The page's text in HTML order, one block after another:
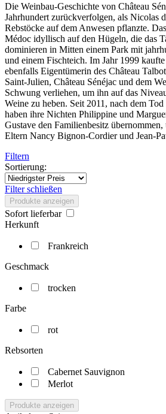
Die Weinbau-Geschichte von Château
Jahrhundert zurückverfolgen, als Nicolas
Rebstöcke auf dem Anwesen pflanzte.
Médoc idyllisch auf den Hügeln, die das
dominieren in Mitten einem Park mit
und einem Fischteich. Im Jahr 1999
ebenfalls Eigentümerin des Château
Saint-Julien, Château Sénéjac und dem
Schwung verliehen, um ihn auf das
Weine zu heben. Seit 2011, nach dem
haben ihre Nichten Philippine und
Gustave den Familienbesitz
Eltern Nancy Bignon-Cordier und Jean-
Filtern
Sortierung:
Filter schließen
Produkte anzeigen
Sofort lieferbar
Herkunft
Frankreich
Geschmack
trocken
Farbe
rot
Rebsorten
Cabernet Sauvignon
Merlot
Produkte anzeigen